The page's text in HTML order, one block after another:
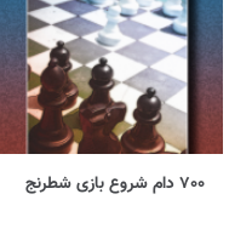
700 دام شروع بازی شطرنج